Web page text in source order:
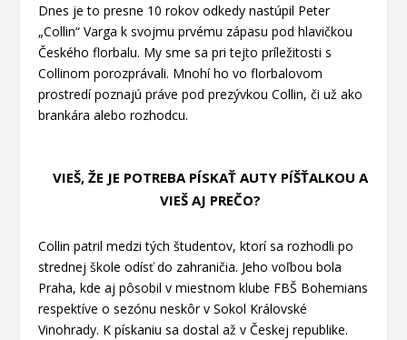
Dnes je to presne 10 rokov odkedy nastúpil Peter
„Collin“ Varga k svojmu prvému zápasu pod hlavičkou
Českého florbalu. My sme sa pri tejto príležitosti s
Collinom porozprávali. Mnohí ho vo florbalovom
prostredí poznajú práve pod prezývkou Collin, či už ako
brankára alebo rozhodcu.
VIEŠ, ŽE JE POTREBA PÍSKAŤ AUTY PÍŠŤALKOU A
VIEŠ AJ PREČO?
Collin patril medzi tých študentov, ktorí sa rozhodli po
strednej škole odísť do zahraničia. Jeho voľbou bola
Praha, kde aj pôsobil v miestnom klube FBŠ Bohemians
respektíve o sezónu neskôr v Sokol Královské
Vinohrady. K pískaniu sa dostal až v Českej republike.